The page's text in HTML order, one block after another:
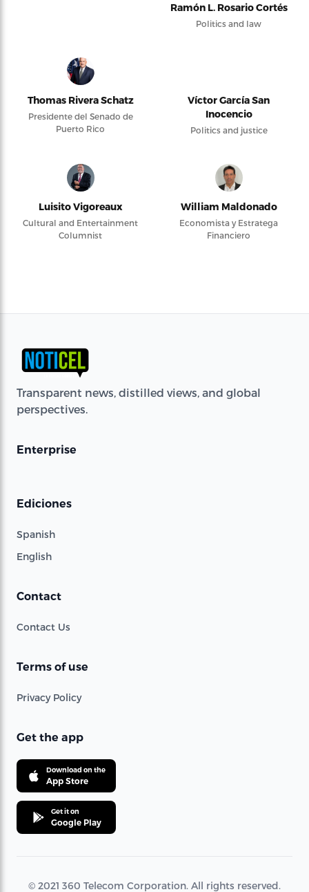
Ramón L. Rosario Cortés
Politics and law
Thomas Rivera Schatz
Presidente del Senado de
Puerto Rico
Víctor García San
Inocencio
Politics and justice
Luisito Vigoreaux
Cultural and Entertainment
Columnist
William Maldonado
Economista y Estratega
Financiero
Transparent news, distilled views, and global
perspectives.
Enterprise
Ediciones
Spanish
English
Contact
Contact Us
Terms of use
Privacy Policy
Get the app
Download on the
App Store
Get it on
Google Play
© 2021 360 Telecom Corporation. All rights reserved.